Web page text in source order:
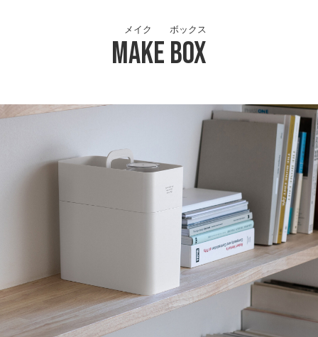
Make
メイク
Box
ボックス